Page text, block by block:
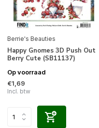
Berrie's Beauties
Happy Gnomes 3D Push Out
Berry Cute (SB11137)
Op voorraad
€1,69
Incl. btw